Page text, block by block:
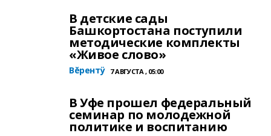
В детские сады
Башкортостана поступили
методические комплекты
«Живое слово»
Вĕрентÿ 7 АВГУСТА , 05:00
В Уфе прошел федеральный
семинар по молодежной
политике и воспитанию